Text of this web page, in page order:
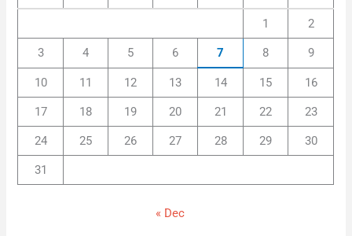
1 2
3 4 5 6 7 8 9
10 11 12 13 14 15 16
17 18 19 20 21 22 23
24 25 26 27 28 29 30
31
« Dec